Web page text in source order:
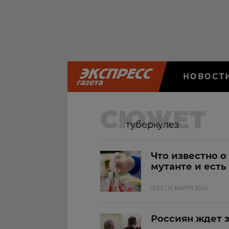
СЮЖЕТ
туберкулез
Что известно
мутанте и
13:57 / 15 МАРТА 2024
Россиян ждет